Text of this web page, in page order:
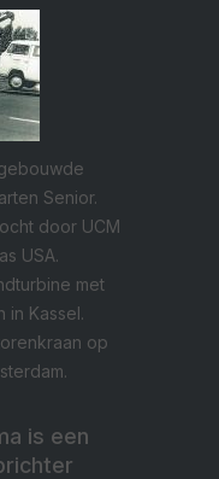
Senior.
door UCM
USA.
met
in Kassel.
op
is een